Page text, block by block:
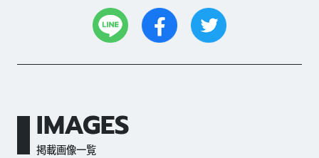
IMAGES
掲載画像一覧